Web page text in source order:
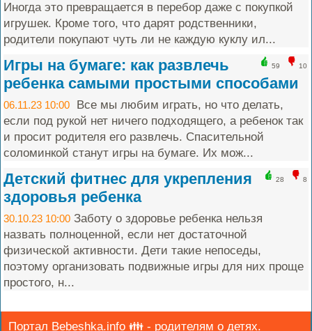
Иногда это превращается в перебор даже с покупкой
игрушек. Кроме того, что дарят родственники,
родители покупают чуть ли не каждую куклу ил...
59 10
Игры на бумаге: как развлечь
ребенка самыми простыми способами
06.11.23 10:00 Все мы любим играть, но что делать,
если под рукой нет ничего подходящего, а ребенок так
и просит родителя его развлечь. Спасительной
соломинкой станут игры на бумаге. Их мож...
28 8
Детский фитнес для укрепления
здоровья ребенка
30.10.23 10:00 Заботу о здоровье ребенка нельзя
назвать полноценной, если нет достаточной
физической активности. Дети такие непоседы,
поэтому организовать подвижные игры для них проще
простого, н...
Портал Bebeshka.info 👪 - родителям о детях.